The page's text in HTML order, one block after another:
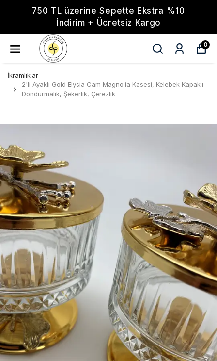
750 TL üzerine Sepette Ekstra %10
İndirim + Ücretsiz Kargo
0
İkramlıklar
2'li Ayaklı Gold Elysia Cam Magnolia Kasesi, Kelebek Kapaklı
Dondurmalık, Şekerlik, Çerezlik